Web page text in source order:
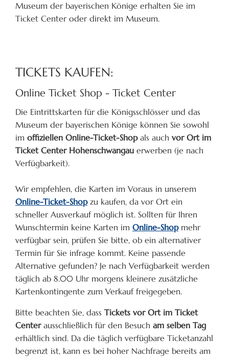
Museum der bayerischen Könige erhalten Sie im
Ticket Center oder direkt im Museum.
TICKETS KAUFEN:
Online Ticket Shop - Ticket Center
Die Eintrittskarten für die Königsschlösser und das
Museum der bayerischen Könige können Sie sowohl
im offiziellen Online-Ticket-Shopals auch vor Ort im
Ticket Center Hohenschwangau erwerben (je nach
Verfügbarkeit).
Wir empfehlen, die Karten im Voraus in unserem
Online-Ticket-Shopzu kaufen, da vor Ort ein
schneller Ausverkauf möglich ist. Sollten für Ihren
Wunschtermin keine Karten im Online-Shopmehr
verfügbar sein, prüfen Sie bitte, ob ein alternativer
Termin für Sie infrage kommt. Keine passende
Alternative gefunden? Je nach Verfügbarkeit werden
täglich ab 8.00 Uhr morgens kleinere zusätzliche
Kartenkontingente zum Verkauf freigegeben.
Bitte beachten Sie, dass Tickets vor Ort im Ticket
Center ausschließlich für den Besuch am selben Tag
erhältlich sind. Da die täglich verfügbare Ticketanzahl
begrenzt ist, kann es bei hoher Nachfrage bereits am